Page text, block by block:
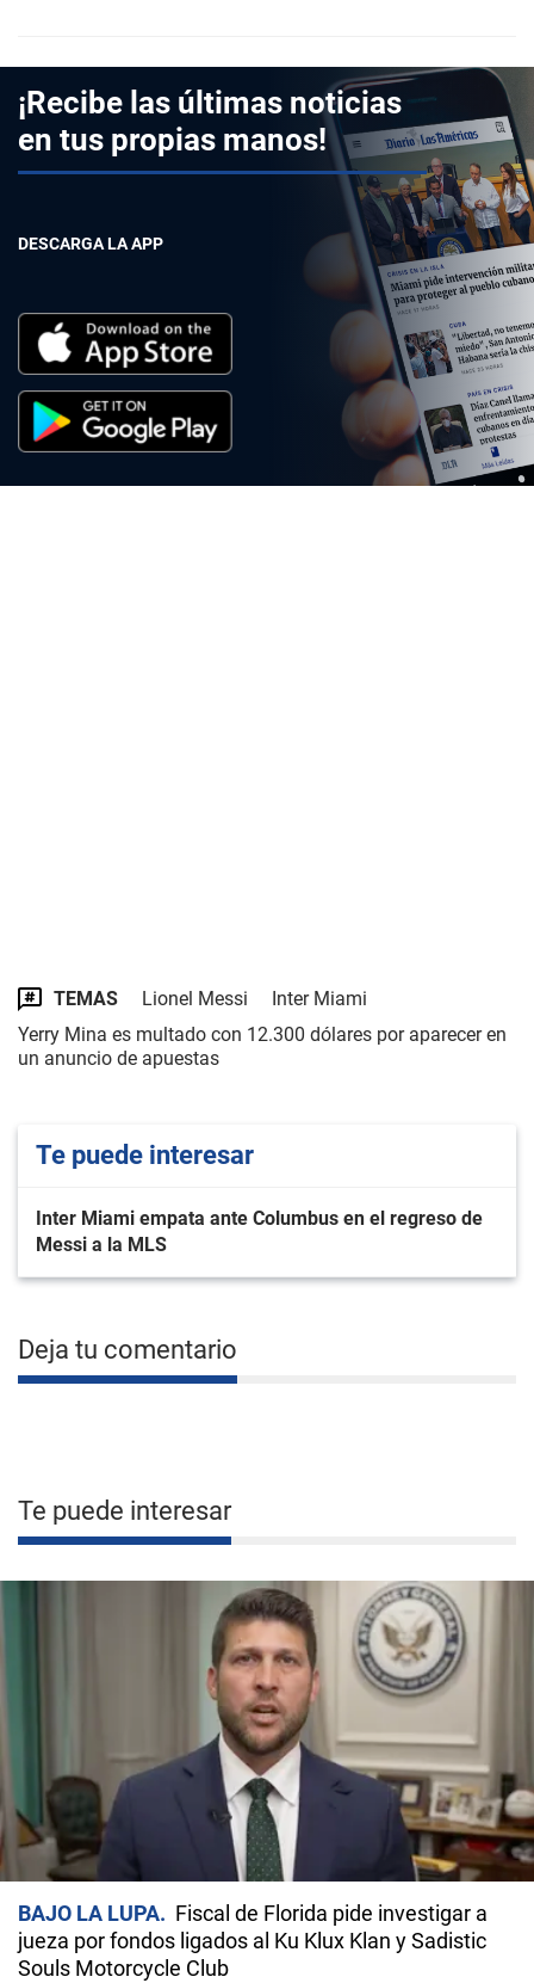
¡Recibe las últimas noticias
en tus propias manos!
DESCARGA LA APP
TEMAS Lionel Messi
Inter Miami
Yerry Mina es multado con 12.300 dólares por aparecer en
un anuncio de apuestas
Te puede interesar
Inter Miami empata ante Columbus en el regreso de
Messi a la MLS
Deja tu comentario
Te puede interesar
BAJO LA LUPA
Fiscal de Florida pide investigar a
jueza por fondos ligados al Ku Klux Klan y Sadistic
Souls Motorcycle Club